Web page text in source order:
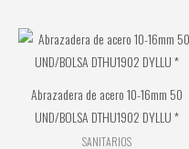
Abrazadera de acero 10-16mm 50
UND/BOLSA DTHU1902 DYLLU *
SANITARIOS